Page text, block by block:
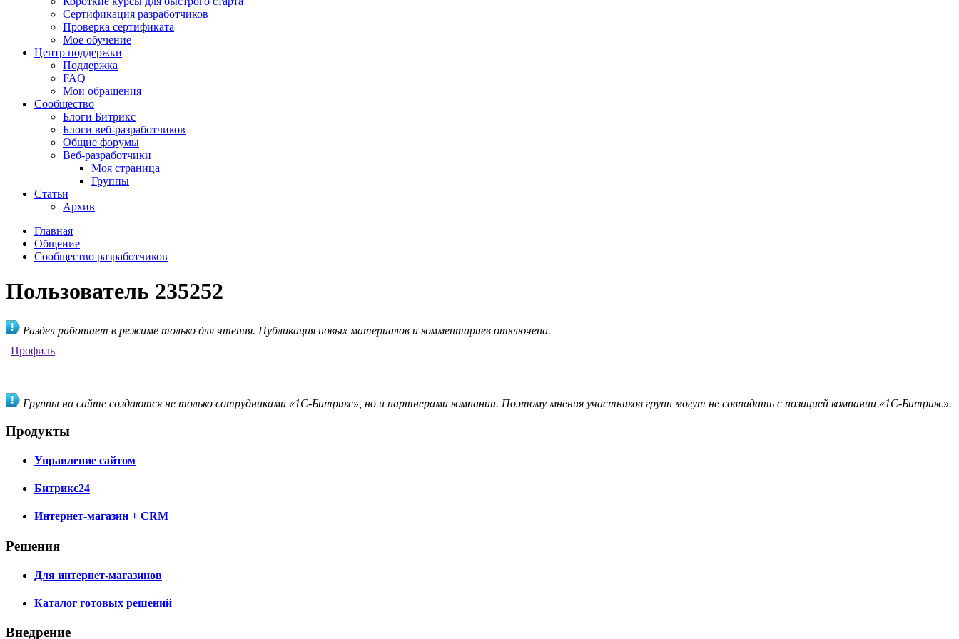
Сертификация разработчиков
Проверка сертификата
Мое обучение
Центр поддержки
Поддержка
FAQ
Мои обращения
Сообщество
Блоги Битрикс
Блоги веб-разработчиков
Общие форумы
Веб-разработчики
Моя страница
Группы
Статьи
Архив
Главная
Общение
Сообщество разработчиков
Пользователь 235252
Раздел работает в режиме только для чтения. Публикация новых материалов и комментариев отключена.
Профиль
Группы на сайте создаются не только сотрудниками «1С-Битрикс», но и партнерами компании. Поэтому мнения участников групп могут не совпадать с позицией компании «1С-Битрикс».
Продукты
Управление сайтом
Битрикс24
Интернет-магазин + CRM
Решения
Для интернет-магазинов
Каталог готовых решений
Внедрение